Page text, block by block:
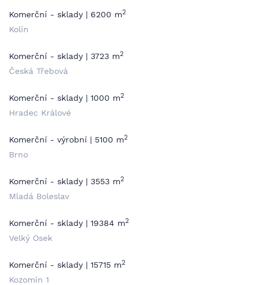
Komerční - sklady | 6200 m2
Kolín
Komerční - sklady | 3723 m2
Česká Třebová
Komerční - sklady | 1000 m2
Hradec Králové
Komerční - výrobní | 5100 m2
Brno
Komerční - sklady | 3553 m2
Mladá Boleslav
Komerční - sklady | 19384 m2
Velký Osek
Komerční - sklady | 15715 m2
Kozomín 1